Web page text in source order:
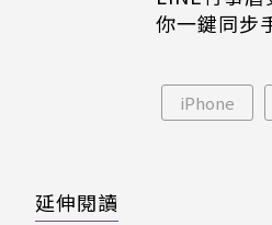
你一鍵同步
iPhone
延伸閱讀